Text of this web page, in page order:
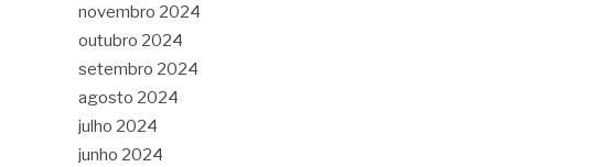
novembro 2024
outubro 2024
setembro 2024
agosto 2024
julho 2024
junho 2024